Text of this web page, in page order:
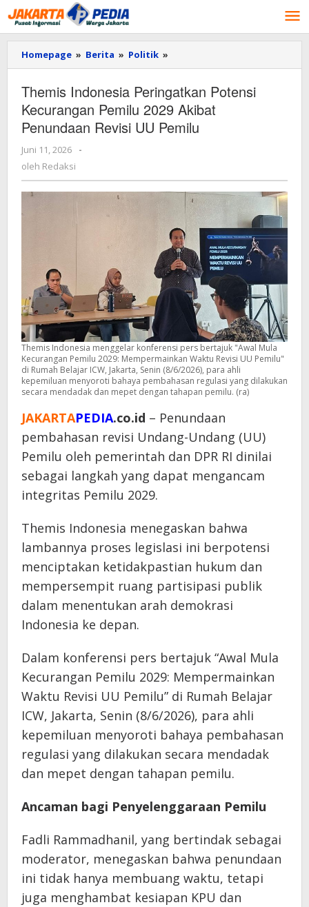
Lewati
ke
konten
Homepage » Berita » Politik »
Indonesia
Potensi
Kecurangan
Pemilu
2029
UU
Pemilu
Themis Indonesia Peringatkan Potensi
Kecurangan Pemilu 2029 Akibat
Penundaan Revisi UU Pemilu
Juni 11, 2026
oleh
-
oleh Redaksi
Themis Indonesia menggelar konferensi pers bertajuk "Awal Mula
Kecurangan Pemilu 2029: Mempermainkan Waktu Revisi UU Pemilu"
di Rumah Belajar ICW, Jakarta, Senin (8/6/2026), para ahli
kepemiluan menyoroti bahaya pembahasan regulasi yang dilakukan
secara mendadak dan mepet dengan tahapan pemilu. (ra)
JAKARTAPEDIA.co.id – Penundaan
pembahasan revisi Undang-Undang (UU)
Pemilu oleh pemerintah dan DPR RI dinilai
sebagai langkah yang dapat mengancam
integritas Pemilu 2029.
Themis Indonesia menegaskan bahwa
lambannya proses legislasi ini berpotensi
menciptakan ketidakpastian hukum dan
mempersempit ruang partisipasi publik
dalam menentukan arah demokrasi
Indonesia ke depan.
Dalam konferensi pers bertajuk “Awal Mula
Kecurangan Pemilu 2029: Mempermainkan
Waktu Revisi UU Pemilu” di Rumah Belajar
ICW, Jakarta, Senin (8/6/2026), para ahli
kepemiluan menyoroti bahaya pembahasan
regulasi yang dilakukan secara mendadak
dan mepet dengan tahapan pemilu.
Ancaman bagi Penyelenggaraan Pemilu
Fadli Rammadhanil, yang bertindak sebagai
moderator, menegaskan bahwa penundaan
ini tidak hanya membuang waktu, tetapi
juga menghambat kesiapan KPU dan